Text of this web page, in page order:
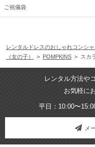
ご祝儀袋
レンタルドレスのおしゃれコンシ
（女の子）
> POMPKINS > スカ
レンタル方法や
お気軽に
平日：10:00〜
メ